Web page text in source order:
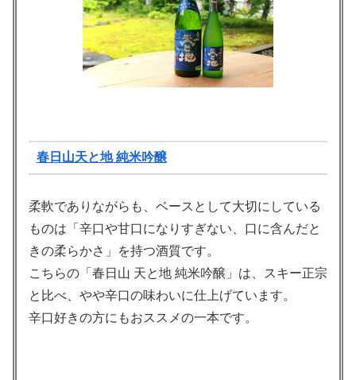
春日山天と地 純米吟醸
柔軟でありながらも、ベースとして大切にしている
ものは「辛口や甘口になりすぎない、口に含んだと
きの柔らかさ」を持つ酒質です。
こちらの「春日山 天と地 純米吟醸」は、スキー正宗
と比べ、やや辛口の味わいに仕上げています。
辛口好きの方にもおススメの一本です。